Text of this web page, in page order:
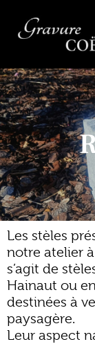
Les stèles
notre atelier à
s’agit de
Hainaut ou
destinées à
paysagère.
Leur aspect